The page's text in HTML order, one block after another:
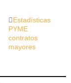
Estadísticas
PYME
contratos
mayores